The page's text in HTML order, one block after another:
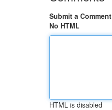
Submit a Comment
No HTML
HTML is disabled